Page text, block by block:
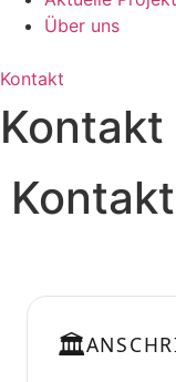
Über uns
Kontakt
Kontakt
Kontakt
🏛️